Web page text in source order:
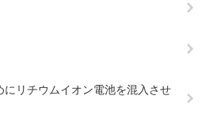
にリチウムイオン電池を混入させ